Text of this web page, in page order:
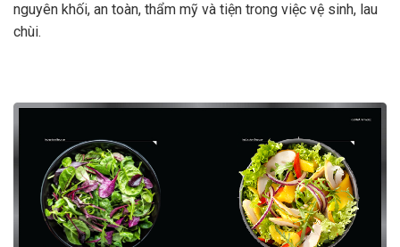
nguyên khối, an toàn, thẩm mỹ và tiện trong việc vệ sinh, lau
chùi.